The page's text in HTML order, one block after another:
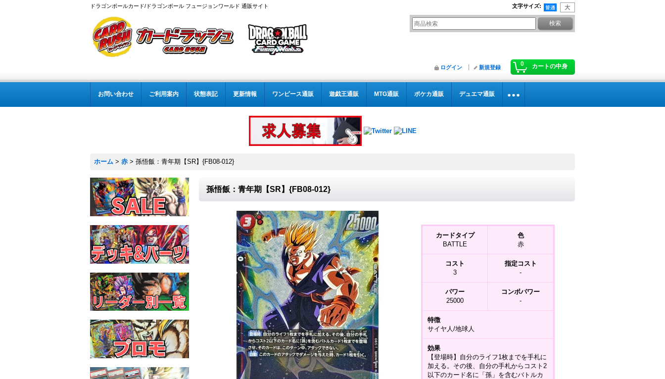
ドラゴンボールカード/ドラゴンボール フュージョンワールド 通販サイト 文字サイズ:
0 カートの中身
ログイン 新規登録
お問い合わせ ご利用案内 状態表記 更新情報 ワンピース通販 遊戯王通販 MTG通販 ポケカ通販 デュエマ通販
ホーム > 赤 > 孫悟飯：青年期【SR】{FB08-012}
孫悟飯：青年期【SR】{FB08-012}
カードタイプ
BATTLE
色
赤
コスト
3
指定コスト
-
パワー
25000
コンボパワー
-
特徴
サイヤ人/地球人
効果
【登場時】自分のライフ1枚までを手札に
加える。その後、自分の手札からコスト2
以下のカード名に「孫」を含むバトルカ